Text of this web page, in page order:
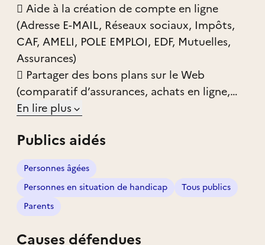
 Aide à la création de compte en ligne
(Adresse E-MAIL, Réseaux sociaux, Impôts,
CAF, AMELI, POLE EMPLOI, EDF, Mutuelles,
Assurances)
 Partager des bons plans sur le Web
(comparatif d’assurances, achats en ligne,
réductions)
du numérique.
 Dépannage informatique (installation
d’application, nettoyage du PC)
 Initiation à l’utilisation du numérique
(logiciels bureautiques)
suivi des produits garantis.
En lire plus
Publics aidés
Personnes âgées
Personnes en situation de handicap
Tous publics
Parents
Causes défendues